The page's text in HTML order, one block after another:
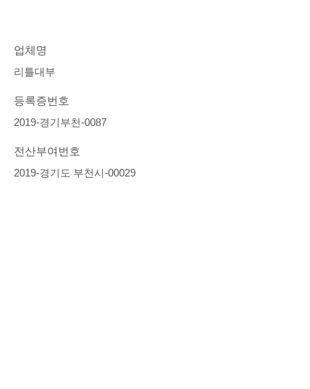
업체명
리틀대부
등록증번호
2019-경기부천-0087
전산부여번호
2019-경기도 부천시-00029